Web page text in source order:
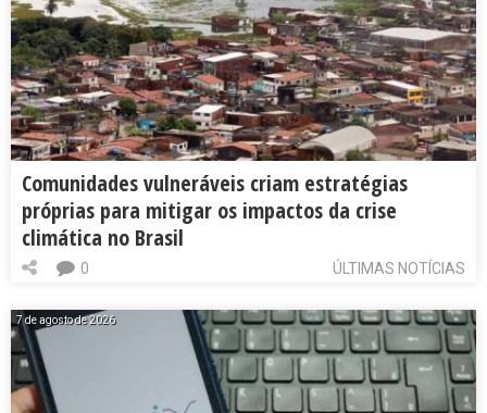
Comunidades vulneráveis criam estratégias
próprias para mitigar os impactos da crise
climática no Brasil
ÚLTIMAS NOTÍCIAS
0
7 de agosto de 2026